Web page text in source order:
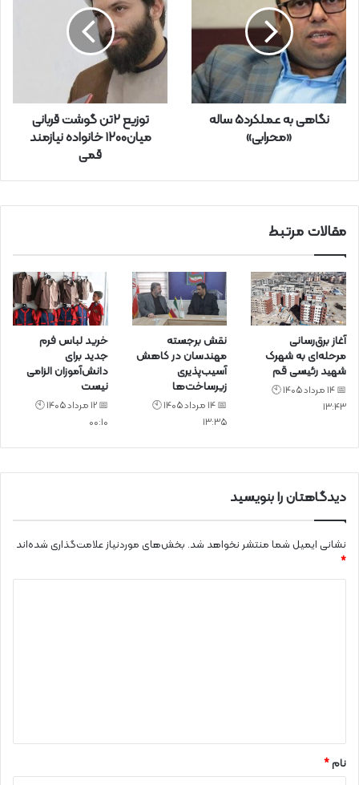
و
ر
ا
و
ر
نگاهی به عملکرد5 ساله
«محرابی»
توزیع ۲تن گوشت قربانی
میان۱۲۰۰ خانواده نیازمند
قمی
مقالات مرتبط
آغاز برق‌رسانی
مرحله‌ای به شهرک
شهید رئیسی قم
📅 14 مرداد 1405 🕙
13:43
نقش برجسته
مهندسان در کاهش
آسیب‌پذیری
زیرساخت‌ها
📅 14 مرداد 1405 🕙
13:35
خرید لباس فرم
جدید برای
دانش‌آموزان الزامی
نیست
📅 12 مرداد 1405 🕙
00:10
دیدگاهتان را بنویسید
نشانی ایمیل شما منتشر نخواهد شد. بخش‌های موردنیاز علامت‌گذاری شده‌اند
*
نام*